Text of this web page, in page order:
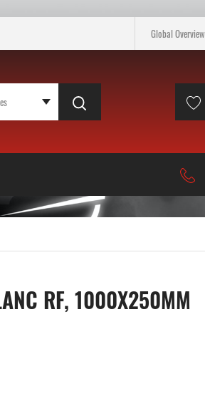
Global Overview
RF, 1000X250MM